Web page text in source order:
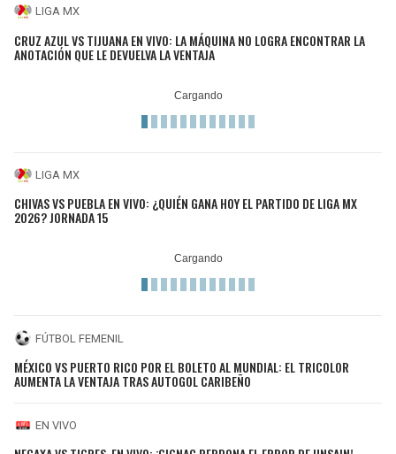
LIGA MX
CRUZ AZUL VS TIJUANA EN VIVO: LA MÁQUINA NO LOGRA ENCONTRAR LA
ANOTACIÓN QUE LE DEVUELVA LA VENTAJA
LIGA MX
CHIVAS VS PUEBLA EN VIVO: ¿QUIÉN GANA HOY EL PARTIDO DE LIGA MX
2026? JORNADA 15
FÚTBOL FEMENIL
MÉXICO VS PUERTO RICO POR EL BOLETO AL MUNDIAL: EL TRICOLOR
AUMENTA LA VENTAJA TRAS AUTOGOL CARIBEÑO
EN VIVO